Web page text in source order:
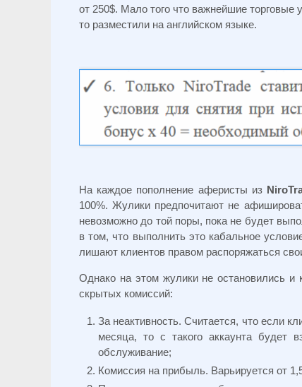
от 250$. Мало того что важнейшие торговые
то разместили на английском языке.
На каждое пополнение аферисты из
100%. Жулики предпочитают не
невозможно до той поры, пока не будет
в том, что выполнить это кабальное
лишают клиентов правом распоряжаться
Однако на этом жулики не остановились и
скрытых комиссий:
За неактивность. Считается, что если
месяца, то с такого аккаунта будет
обслуживание;
Комиссия на прибыль. Варьируется от